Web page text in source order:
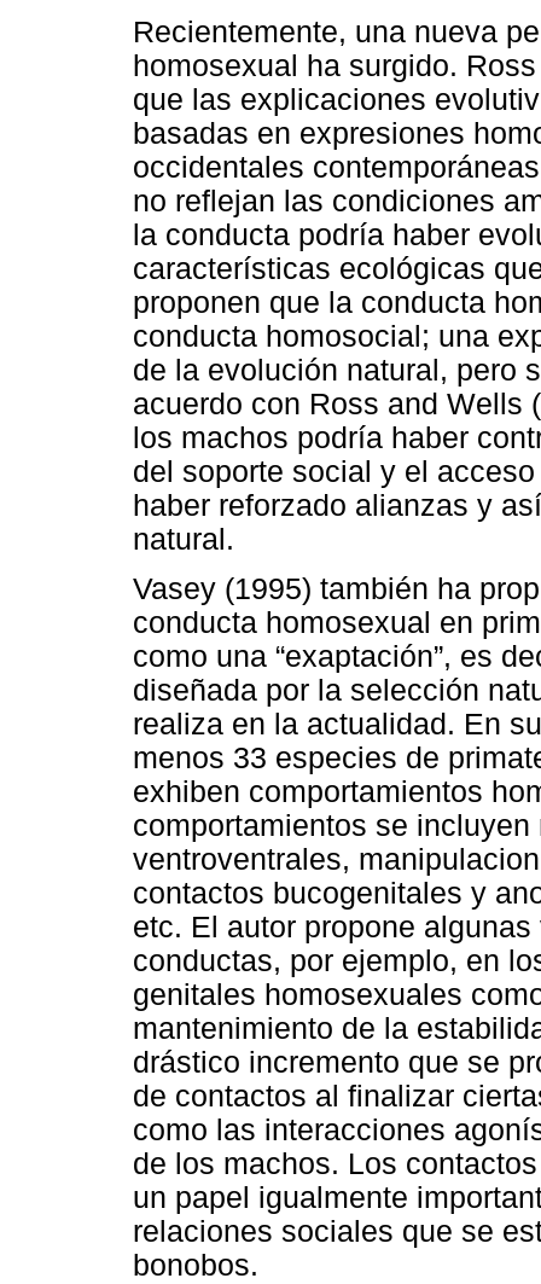
Recientemente, una nueva
homosexual ha surgido.
que las explicaciones
basadas en expresiones
occidentales
no reflejan las condiciones
la conducta podría haber
características ecológicas
proponen que la conducta
conducta homosocial; una
de la evolución natural, pero
acuerdo con Ross and Wells
los machos podría haber
del soporte social y el
haber reforzado alianzas y
natural.
Vasey (1995) también ha
conducta homosexual en
como una “exaptación”, es
diseñada por la selección
realiza en la actualidad. En
menos 33 especies de
exhiben comportamientos
comportamientos se
ventroventrales,
contactos bucogenitales y
etc. El autor propone
conductas, por ejemplo, en
genitales homosexuales
mantenimiento de la
drástico incremento que se
de contactos al finalizar
como las interacciones
de los machos. Los
un papel igualmente
relaciones sociales que se
bonobos.